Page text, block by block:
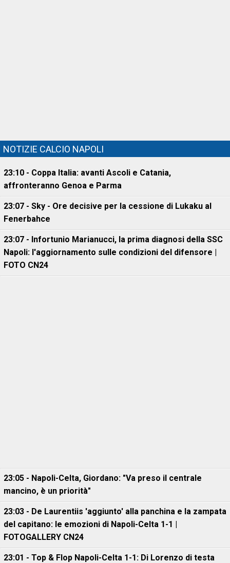
NOTIZIE CALCIO NAPOLI
23:10 - Coppa Italia: avanti Ascoli e Catania,
affronteranno Genoa e Parma
23:07 - Sky - Ore decisive per la cessione di Lukaku al
Fenerbahce
23:07 - Infortunio Marianucci, la prima diagnosi della SSC
Napoli: l'aggiornamento sulle condizioni del difensore |
FOTO CN24
23:05 - Napoli-Celta, Giordano: "Va preso il centrale
mancino, è un priorità"
23:03 - De Laurentiis 'aggiunto' alla panchina e la zampata
del capitano: le emozioni di Napoli-Celta 1-1 |
FOTOGALLERY CN24
23:01 - Top & Flop Napoli-Celta 1-1: Di Lorenzo di testa